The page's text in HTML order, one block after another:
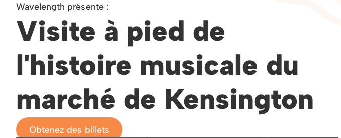
Wavelength présente :
Visite à pied de
l'histoire musicale du
marché de Kensington
Obtenez des billets